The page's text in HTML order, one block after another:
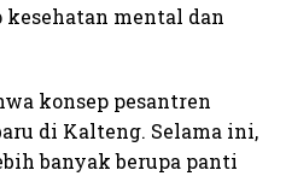
mental dan
konsep pesantren
di Kalteng. Selama ini,
banyak berupa panti